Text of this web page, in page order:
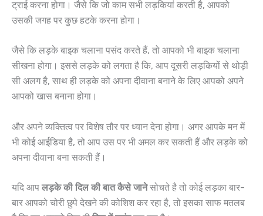
ट्राई करना होगा। जैसे कि जो काम सभी लड़कियां करती है, आपको
उसकी जगह पर कुछ हटके करना होगा।
जैसे कि लड़के बाइक चलाना पसंद करते हैं, तो आपको भी बाइक चलाना
सीखना होगा। इससे लड़के को लगता है कि, आप दूसरी लड़कियों से थोड़ी
सी अलग है, साथ ही लड़के को अपना दीवाना बनाने के लिए आपको अपने
आपको खास बनाना होगा।
और अपने व्यक्तित्व पर विशेष तौर पर ध्यान देना होगा। अगर आपके मन में
भी कोई आईडिया है, तो आप उस पर भी अमल कर सकती हैं और लड़के को
अपना दीवाना बना सकती हैं।
यदि आप लड़के की दिल की बात कैसे जानेसोचते है तो कोई लड़का बार-
बार आपको चोरी छुपे देखने की कोशिश कर रहा है, तो इसका साफ मतलब